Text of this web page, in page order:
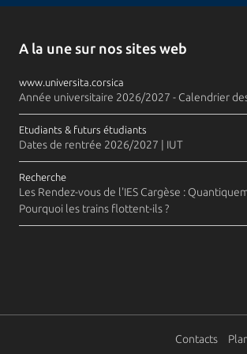
A la une sur nos sites web
www.universita.corsica
Année universitaire 2026/2027 - Calendrier
Etudiants & futurs étudiants
Dates de rentrée 2026/2027 | IUT
Recherche
Les Rendez-vous de l'IES Cargèse :
Pourquoi les trains flottent-ils ?
Contacts